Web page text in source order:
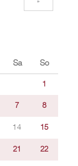
Sa So
1
7 8
14 15
21 22